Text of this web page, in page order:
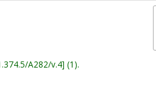
A282/v.4 (1).